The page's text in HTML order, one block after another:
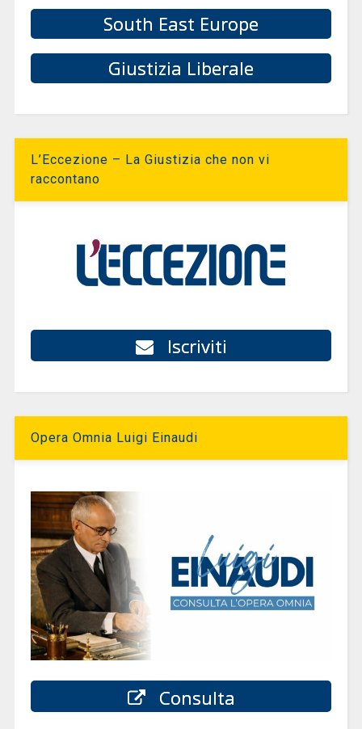
South East Europe
Giustizia Liberale
L’Eccezione – La Giustizia che non vi
raccontano
Iscriviti
Opera Omnia Luigi Einaudi
Consulta